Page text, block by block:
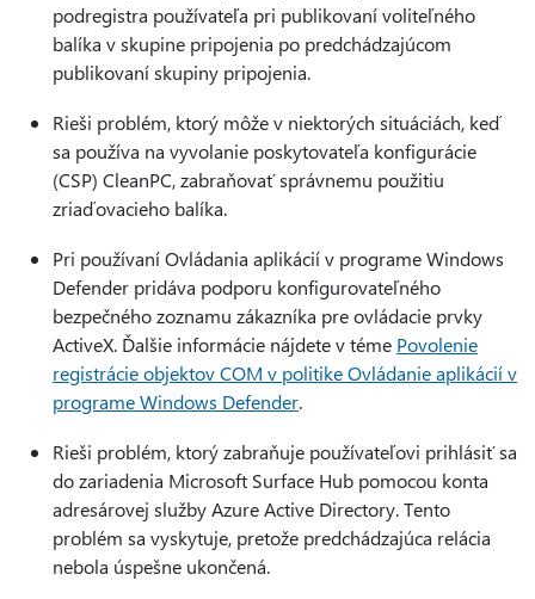
podregistra používateľa pri publikovaní voliteľného
balíka v skupine pripojenia po predchádzajúcom
publikovaní skupiny pripojenia.
Rieši problém, ktorý môže v niektorých situáciách, keď
sa používa na vyvolanie poskytovateľa konfigurácie
(CSP) CleanPC, zabraňovať správnemu použitiu
zriaďovacieho balíka.
Pri používaní Ovládania aplikácií v programe Windows
Defender pridáva podporu konfigurovateľného
bezpečného zoznamu zákazníka pre ovládacie prvky
ActiveX. Ďalšie informácie nájdete v téme Povolenie
registrácie objektov COM v politike Ovládanie aplikácií v
programe Windows Defender.
Rieši problém, ktorý zabraňuje používateľovi prihlásiť sa
do zariadenia Microsoft Surface Hub pomocou konta
adresárovej služby Azure Active Directory. Tento
problém sa vyskytuje, pretože predchádzajúca relácia
nebola úspešne ukončená.